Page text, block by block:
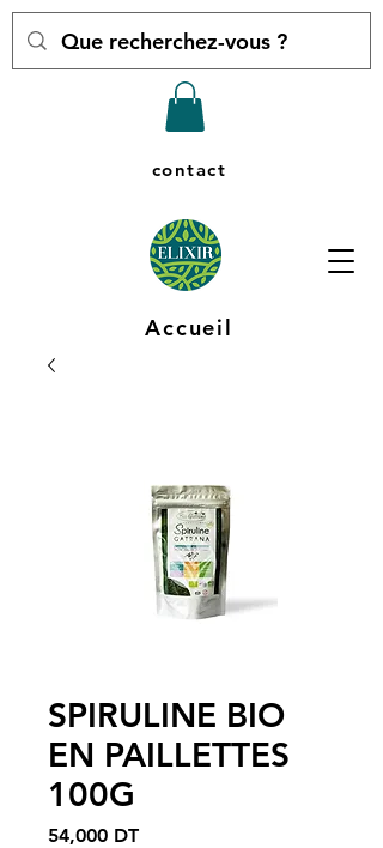
Accueil
contact
SPIRULINE BIO
EN PAILLETTES
100G
54,000 DTPrix